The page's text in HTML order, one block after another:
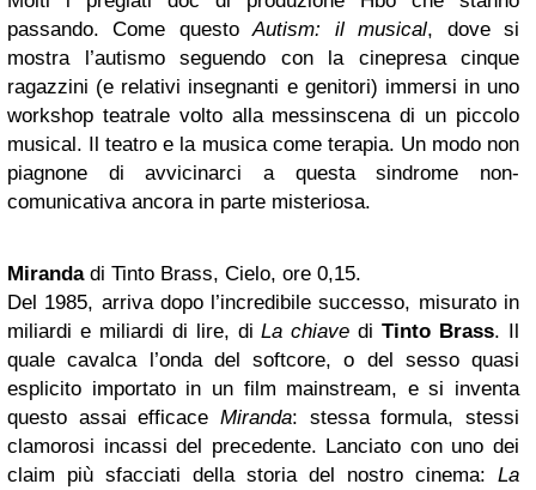
passando. Come questoAutism: il musical, dove si
mostra l’autismo seguendo con la cinepresa cinque
ragazzini (e relativi insegnanti e genitori) immersi in uno
workshop teatrale volto alla messinscena di un piccolo
musical. Il teatro e la musica come terapia. Un modo non
piagnone di avvicinarci a questa sindrome non-
comunicativa ancora in parte misteriosa.
Mirandadi Tinto Brass, Cielo, ore 0,15.
Del 1985, arriva dopo l’incredibile successo, misurato in
miliardi e miliardi di lire, diLa chiave diTinto Brass. Il
quale cavalca l’onda del softcore, o del sesso quasi
esplicito importato in un film mainstream, e si inventa
questo assai efficace Miranda: stessa formula, stessi
clamorosi incassi del precedente. Lanciato con uno dei
claim più sfacciati della storia del nostro cinema: La